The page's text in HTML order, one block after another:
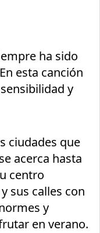
ha sido
esta canción
y
ciudades que
acerca hasta
centro
sus calles con
y
en verano.